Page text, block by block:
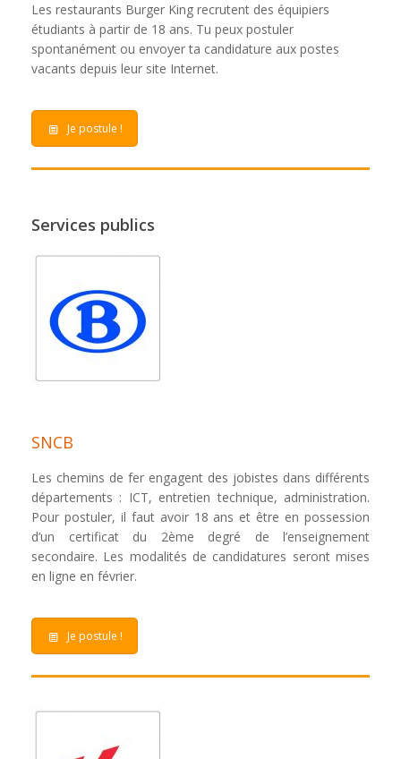
Les restaurants Burger King recrutent des équipiers
étudiants à partir de 18 ans. Tu peux postuler
spontanément ou envoyer ta candidature aux postes
vacants depuis leur site Internet.
Je postule !
Services publics
SNCB
Les chemins de fer engagent des jobistes dans différents
départements : ICT, entretien technique, administration.
Pour postuler, il faut avoir 18 ans et être en possession
d’un certificat du 2ème degré de l’enseignement
secondaire. Les modalités de candidatures seront mises
en ligne en février.
Je postule !